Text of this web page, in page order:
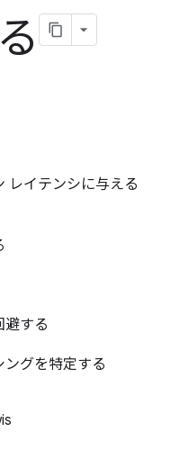
レイテンシに与える
避する
グを特定する